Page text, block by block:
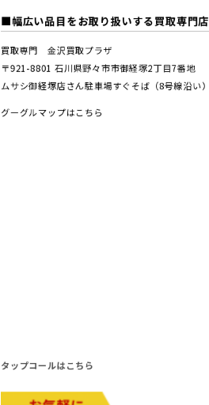
■幅広い品目をお取り扱いする買取専門店
買取専門 金沢買取プラザ
〒921-8801 ⽯川県野々市市御経塚2丁⽬7番地
ムサシ御経塚店さん駐車場すぐそば（8号線沿い）
グーグルマップはこちら
タップコールはこちら